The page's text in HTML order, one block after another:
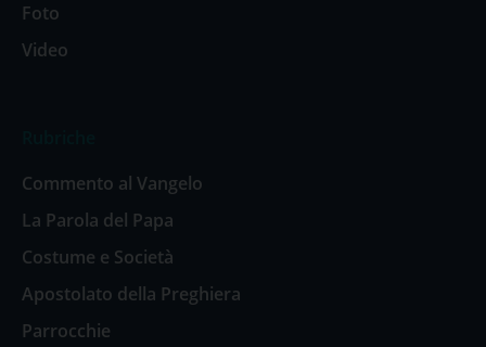
Foto
Video
Commento al Vangelo
La Parola del Papa
Costume e Società
Apostolato della Preghiera
Parrocchie